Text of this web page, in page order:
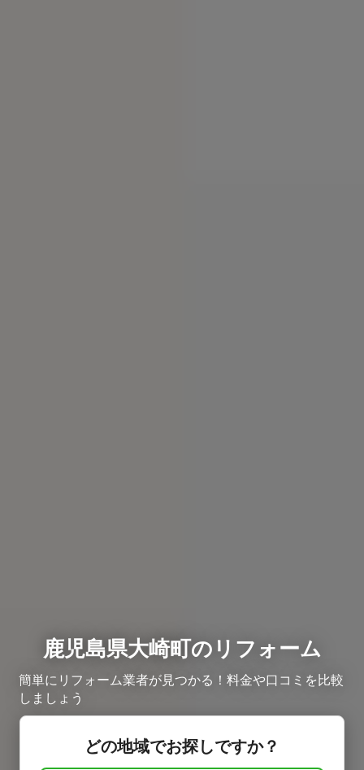
鹿児島県大崎町のリフォーム
簡単にリフォーム業者が見つかる！料金や口コミを比較
しましょう
どの地域でお探しですか？